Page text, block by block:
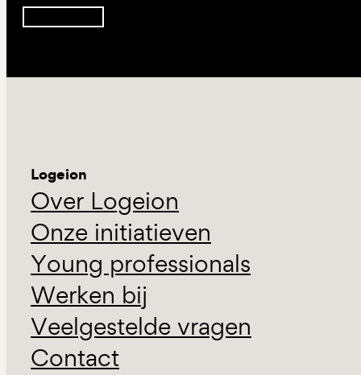
Logeion
Over Logeion
Onze initiatieven
Young professionals
Werken bij
Veelgestelde vragen
Contact